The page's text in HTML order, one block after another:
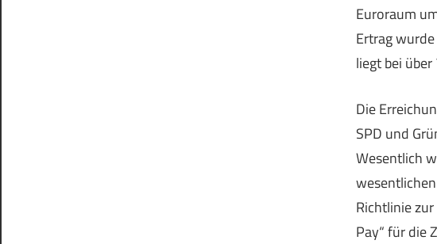
Euroraum
Ertrag
liegt bei
Die
SPD und
Wesentlich
Richtlinie
Pay“ für die